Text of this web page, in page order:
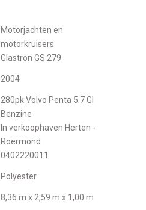
Motorjachten en
motorkruisers
Glastron GS 279
2004
280pk Volvo Penta 5.7 GI
Benzine
In verkoophaven Herten -
Roermond
0402220011
Polyester
8,36 m x 2,59 m x 1,00 m